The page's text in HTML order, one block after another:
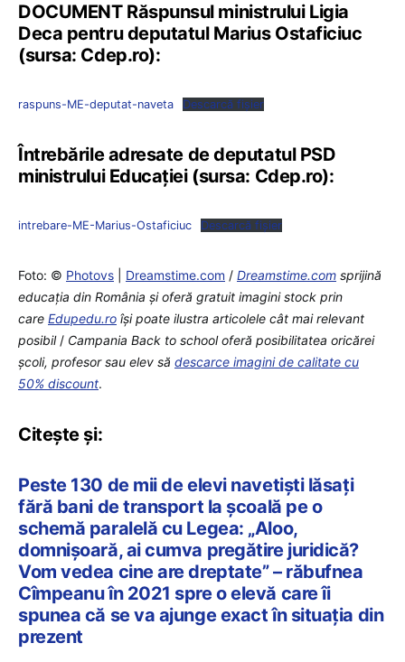
DOCUMENT Răspunsul ministrului Ligia
Deca pentru deputatul Marius Ostaficiuc
(sursa: Cdep.ro):
raspuns-ME-deputat-naveta Descarcă fișier
Întrebările adresate de deputatul PSD
ministrului Educației (sursa: Cdep.ro):
intrebare-ME-Marius-Ostaficiuc Descarcă fișier
Foto: © Photovs Dreamstime.com / Dreamstime.com sprijină
educaţia din România şi oferă gratuit imagini stock prin
care Edupedu.ro îşi poate ilustra articolele cât mai relevant
posibil/ Campania Back to school oferă posibilitatea oricărei
școli, profesor sau elev să descarce imagini de calitate cu
50% discount.
Citește și:
Peste 130 de mii de elevi navetiști lăsați
fără bani de transport la școală pe o
schemă paralelă cu Legea: „Aloo,
domnișoară, ai cumva pregătire juridică?
Vom vedea cine are dreptate” – răbufnea
Cîmpeanu în 2021 spre o elevă care îi
spunea că se va ajunge exact în situația din
prezent